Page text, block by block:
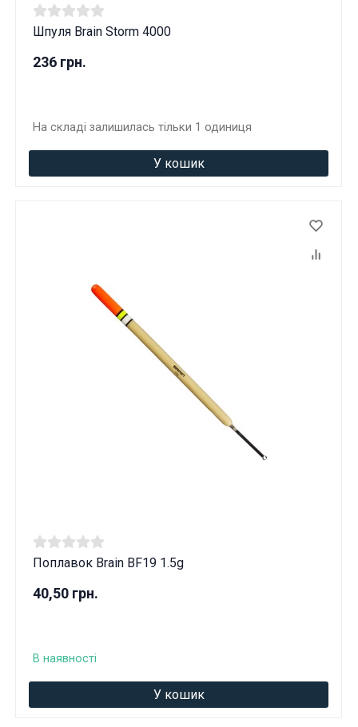
Шпуля Brain Storm 4000
236 грн.
На складі залишилась тільки 1 одиниця
У кошик
Поплавок Brain BF19 1.5g
40,50 грн.
В наявності
У кошик
Ці товари продаються особам, які
досягли 18 років!